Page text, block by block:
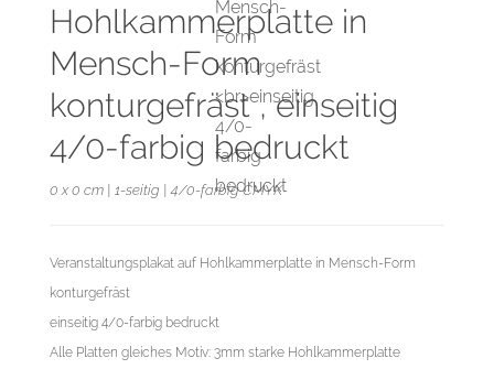
Hohlkammerplatte in
Mensch-Form
konturgefräst , einseitig
4/0-farbig bedruckt
0 x 0 cm | 1-seitig | 4/0-farbig CMYK
Veranstaltungsplakat auf Hohlkammerplatte in Mensch-Form
konturgefräst
einseitig 4/0-farbig bedruckt
Alle Platten gleiches Motiv: 3mm starke Hohlkammerplatte